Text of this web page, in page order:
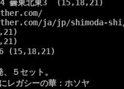
曇東北東3  (15,18,21)
ja/jp/shimoda-
(15,18,21)
５セット。
ガシーの華：ホソヤ